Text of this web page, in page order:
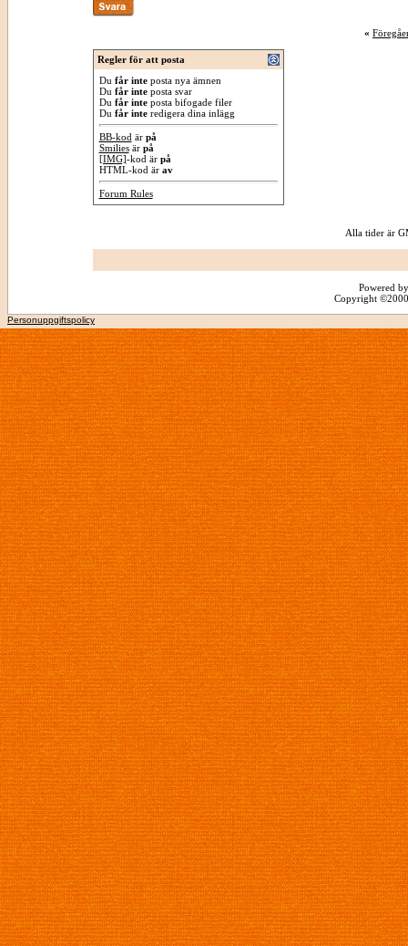
«
Regler för att posta
Du får inteposta nya ämnen
Du får inteposta svar
Du får inteposta bifogade filer
Du får interedigera dina inlägg
BB-kod är på
Smiliesär på
[IMG]-kod är på
HTML-kod är av
Forum Rules
Alla tider är
Powered
Copyright
Personuppgiftspolicy